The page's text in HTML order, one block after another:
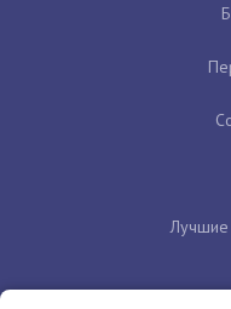
Лучшие